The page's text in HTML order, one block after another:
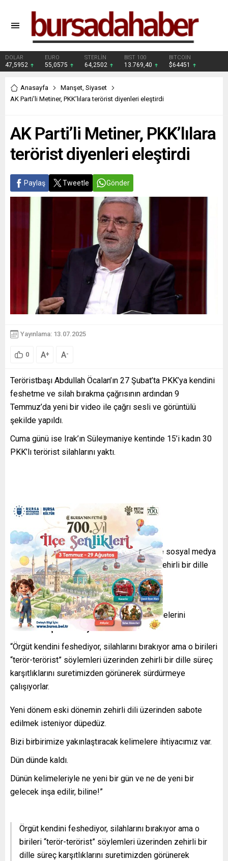
DOLAR
47,5952
EURO
55,0575
STERLİN
64,2502
BIST 100
13.769,40
BITCOIN
$64451
Anasayfa Manşet, Siyaset
AK Parti’li Metiner, PKK’lılara terörist diyenleri eleştirdi
AK Parti’li Metiner, PKK’lılara
terörist diyenleri eleştirdi
Paylaş Tweetle Gönder
Yayınlama: 13.07.2025
0 A+ A-
Teröristbaşı Abdullah Öcalan’ın 27 Şubat’ta PKK’ya kendini
feshetme ve silah bırakma çağrısının ardından 9
Temmuz’da yeni bir video ile çağrı sesli ve görüntülü
şekilde yapıldı.
Cuma günü ise Irak’ın Süleymaniye kentinde 15’i kadın 30
PKK’lı terörist silahlarını yaktı.
AKP’li eski milletvekili Mehmet Metiner ise sosyal medya
üzerinden PKK’lılara “terörist” diyenlerin, “zehirli bir dille
süreç karşıtlığı yaptığını” söyledi.
‘TERÖRİST’ DİYENLERİ ELEŞTİRDİ
Metiner paylaşımında, “dün dünde kaldı ifadelerini
kullanırkenşunları kaydetti:
“Örgüt kendini feshediyor, silahlarını bırakıyor ama o birileri
“terör-terörist” söylemleri üzerinden zehirli bir dille süreç
karşıtlıklarını suretimizden görünerek sürdürmeye
çalışıyorlar.
Yeni dönem eski dönemin zehirli dili üzerinden sabote
edilmek isteniyor düpedüz.
Bizi birbirimize yakınlaştıracak kelimelere ihtiyacımız var.
Dün dünde kaldı.
Dünün kelimeleriyle ne yeni bir gün ve ne de yeni bir
gelecek inşa edilir, biline!”
Örgüt kendini feshediyor, silahlarını bırakıyor ama o
birileri “terör-terörist” söylemleri üzerinden zehirli bir
dille süreç karşıtlıklarını suretimizden görünerek